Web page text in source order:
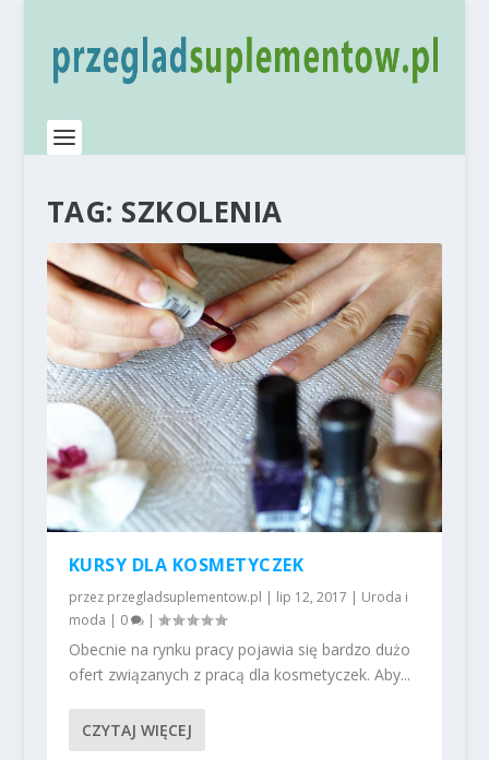
TAG: SZKOLENIA
KURSY DLA KOSMETYCZEK
przez przegladsuplementow.pl | lip 12, 2017 | Uroda i
moda | 0 |
Obecnie na rynku pracy pojawia się bardzo dużo
ofert związanych z pracą dla kosmetyczek. Aby...
CZYTAJ WIĘCEJ